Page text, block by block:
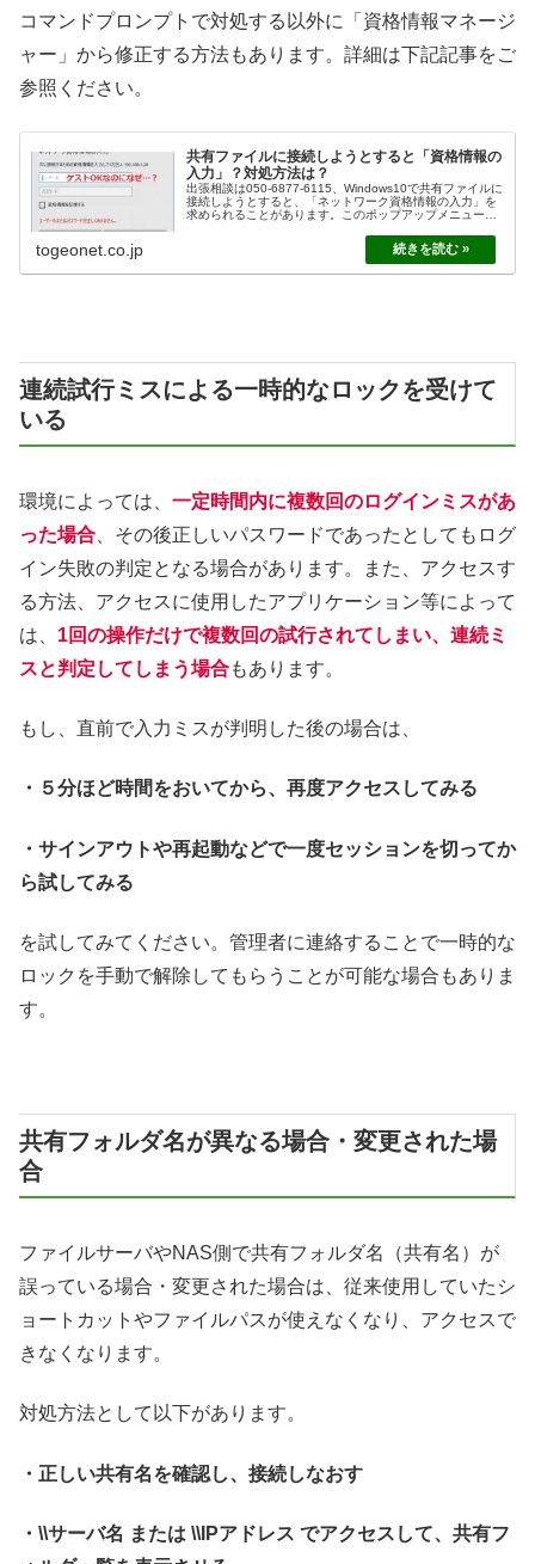
コマンドプロンプトで対処する以外に「資格情報マネージ
ャー」から修正する方法もあります。詳細は下記記事をご
参照ください。
共有ファイルに接続しようとすると「資格情報の
入力」？対処方法は？
出張相談は050-6877-6115、Windows10で共有ファイルに
接続しようとすると、「ネットワーク資格情報の入力」を
求められることがあります。このポップアップメニューが
togeonet.co.jp
連続試行ミスによる一時的なロックを受けて
いる
環境によっては、 一定時間内に複数回のログインミスがあ
った場合 、その後正しいパスワードであったとしてもログ
イン失敗の判定となる場合があります。また、アクセスす
る方法、アクセスに使用したアプリケーション等によって
は、 1回の操作だけで複数回の試行されてしまい、連続ミ
スと判定してしまう場合もあります。
もし、直前で入力ミスが判明した後の場合は、
・５分ほど時間をおいてから、再度アクセスしてみる
・サインアウトや再起動などで一度セッションを切ってか
ら試してみる
を試してみてください。管理者に連絡することで一時的な
ロックを手動で解除してもらうことが可能な場合もありま
す。
共有フォルダ名が異なる場合・変更された場
合
ファイルサーバやNAS側で共有フォルダ名（共有名）が
誤っている場合・変更された場合は、従来使用していたシ
ョートカットやファイルパスが使えなくなり、アクセスで
きなくなります。
対処方法として以下があります。
・正しい共有名を確認し、接続しなおす
・\\サーバ名 または \\IPアドレス でアクセスして、共有フ